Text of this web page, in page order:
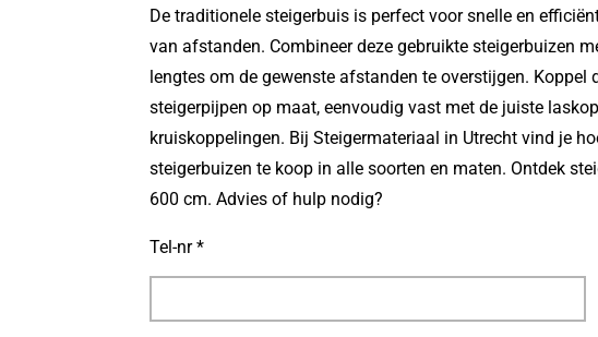
De traditionele steigerbuis is perfect voor snelle en
van afstanden. Combineer deze gebruikte steigerbuizen
lengtes om de gewenste afstanden te overstijgen. Koppel
steigerpijpen op maat, eenvoudig vast met de juiste
kruiskoppelingen. Bij Steigermateriaal in Utrecht vind je
steigerbuizen te koop in alle soorten en maten. Ontdek
600 cm. Advies of hulp nodig?
Tel-nr *